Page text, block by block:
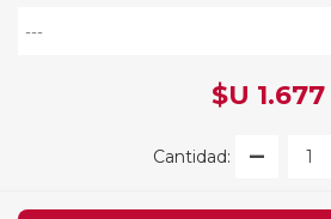
$U 1.677
Cantidad: